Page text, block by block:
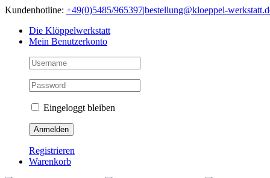
Skip
content
Kundenhotline: +49(0)5485/965397|bestellung@kloeppel-
Die Klöppelwerkstatt
Mein Benutzerkonto
Eingeloggt bleiben
Registrieren
Warenkorb